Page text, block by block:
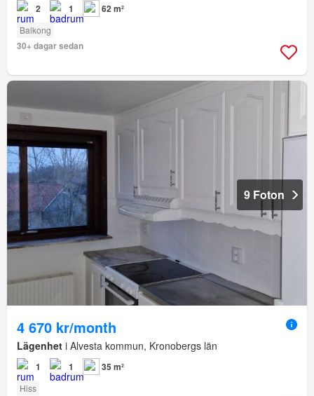
2 1 62 m²
Balkong
30+ dagar sedan
9 Foton
4 670 kr/month
Lägenhet i Alvesta kommun, Kronobergs län
1 1 35 m²
Hiss